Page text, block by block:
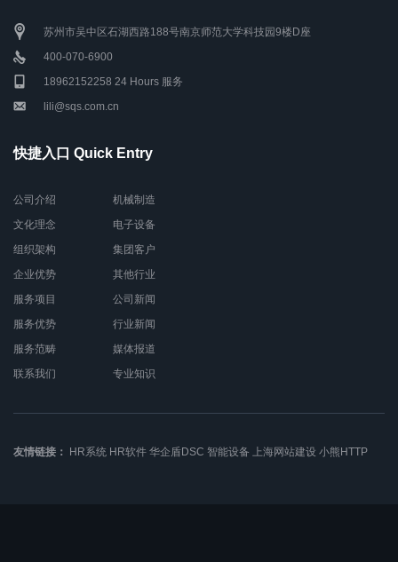
苏州市吴中区石湖西路188号南京师范大学科技园9楼D座
400-070-6900
18962152258 24 Hours 服务
lili@sqs.com.cn
快捷入口 Quick Entry
公司介绍
文化理念
组织架构
企业优势
服务项目
服务优势
服务范畴
联系我们
机械制造
电子设备
集团客户
其他行业
公司新闻
行业新闻
媒体报道
专业知识
友情链接： HR系统 HR软件 华企盾DSC 智能设备 上海网站建设 小熊HTTP